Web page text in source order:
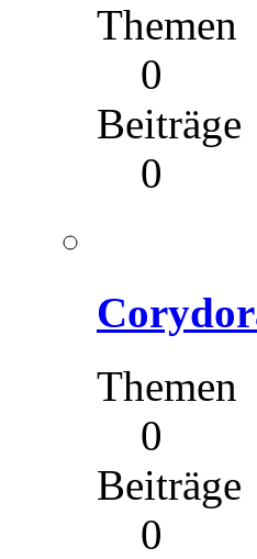
Themen
0
Beiträge
0
Themen
0
Beiträge
0